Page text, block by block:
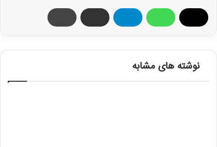
نوشته های مشابه